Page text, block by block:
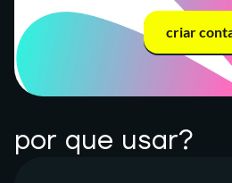
criar
por que usar?